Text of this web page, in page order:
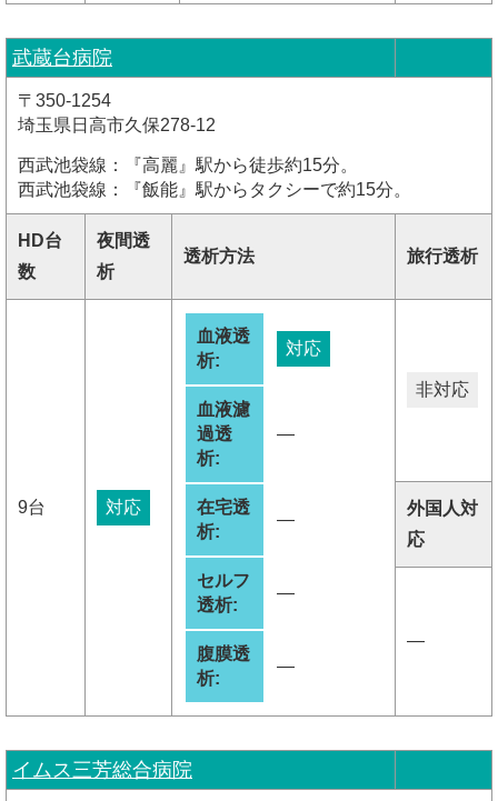
武蔵台病院
〒350-1254
埼玉県日高市久保278-12
西武池袋線：『高麗』駅から徒歩約15分。
西武池袋線：『飯能』駅からタクシーで約15分。
HD台
数
夜間透
析
透析方法 旅行透析
9台 対応
血液透
析:
対応
血液濾
過透
析:
―
在宅透
析:
―
セルフ
透析:
―
腹膜透
析:
―
非対応
外国人対
応
―
イムス三芳総合病院